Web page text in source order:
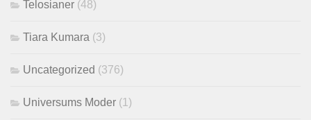
Telosianer (48)
Tiara Kumara (3)
Uncategorized (376)
Universums Moder (1)